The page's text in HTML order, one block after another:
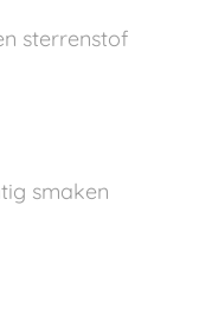
sterrenstof
smaken